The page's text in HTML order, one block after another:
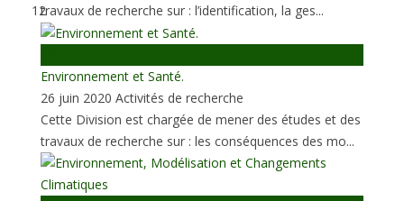
12travaux de recherche sur : l’identification, la ges...
Environnement et Santé.
26 juin 2020 Activités de recherche
Cette Division est chargée de mener des études et des
travaux de recherche sur : les conséquences des mo...